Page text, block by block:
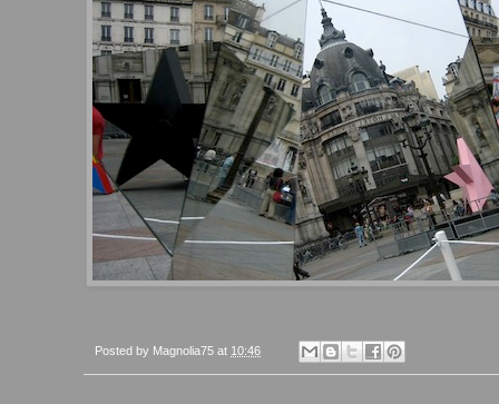
Posted by Magnolia75 at 10:46